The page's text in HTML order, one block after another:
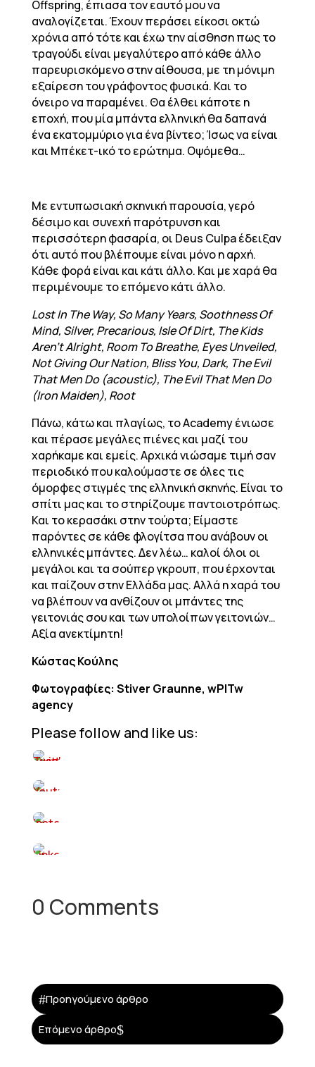
Offspring, έπιασα τον εαυτό μου να
αναλογίζεται. Έχουν περάσει είκοσι οκτώ
χρόνια από τότε και έχω την αίσθηση πως το
τραγούδι είναι μεγαλύτερο από κάθε άλλο
παρευρισκόμενο στην αίθουσα, με τη μόνιμη
εξαίρεση του γράφοντος φυσικά. Και το
όνειρο να παραμένει. Θα έλθει κάποτε η
εποχή, που μία μπάντα ελληνική θα δαπανά
ένα εκατομμύριο για ένα βίντεο; Ίσως να είναι
και Μπέκετ-ικό το ερώτημα. Οψόμεθα…
Με εντυπωσιακή σκηνική παρουσία, γερό
δέσιμο και συνεχή παρότρυνση και
περισσότερη φασαρία, οι Deus Culpa έδειξαν
ότι αυτό που βλέπουμε είναι μόνο η αρχή.
Κάθε φορά είναι και κάτι άλλο. Και με χαρά θα
περιμένουμε το επόμενο κάτι άλλο.
Lost In The Way, So Many Years, Soothness Of
Mind, Silver, Precarious, Isle Of Dirt, The Kids
Aren’t Alright, Room To Breathe, Eyes Unveiled,
Not Giving Our Nation, Bliss You, Dark, The Evil
That Men Do (acoustic), The Evil That Men Do
(Iron Maiden), Root
Πάνω, κάτω και πλαγίως, το Academy ένιωσε
και πέρασε μεγάλες πιένες και μαζί του
χαρήκαμε και εμείς. Αρχικά νιώσαμε τιμή σαν
περιοδικό που καλούμαστε σε όλες τις
όμορφες στιγμές της ελληνική σκηνής. Είναι το
σπίτι μας και το στηρίζουμε παντοιοτρόπως.
Και το κερασάκι στην τούρτα; Είμαστε
παρόντες σε κάθε φλογίτσα που ανάβουν οι
ελληνικές μπάντες. Δεν λέω… καλοί όλοι οι
μεγάλοι και τα σούπερ γκρουπ, που έρχονται
και παίζουν στην Ελλάδα μας. Αλλά η χαρά του
να βλέπουν να ανθίζουν οι μπάντες της
γειτονιάς σου και των υπολοίπων γειτονιών…
Αξία ανεκτίμητη!
Κώστας Κούλης
Φωτογραφίες: Stiver Graunne, wPITw
agency
Please follow and like us:
0 Comments
#Προηγούμενο άρθρο
Επόμενο άρθρο$